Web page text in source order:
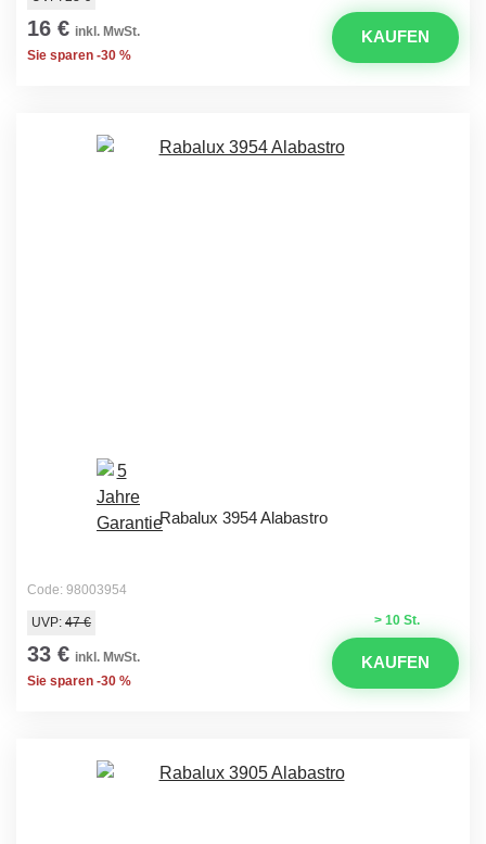
16 € inkl. MwSt.
Sie sparen -30 %
KAUFEN
Rabalux 3954 Alabastro
Code: 98003954
> 10 St.
UVP: 47 €
33 € inkl. MwSt.
Sie sparen -30 %
KAUFEN